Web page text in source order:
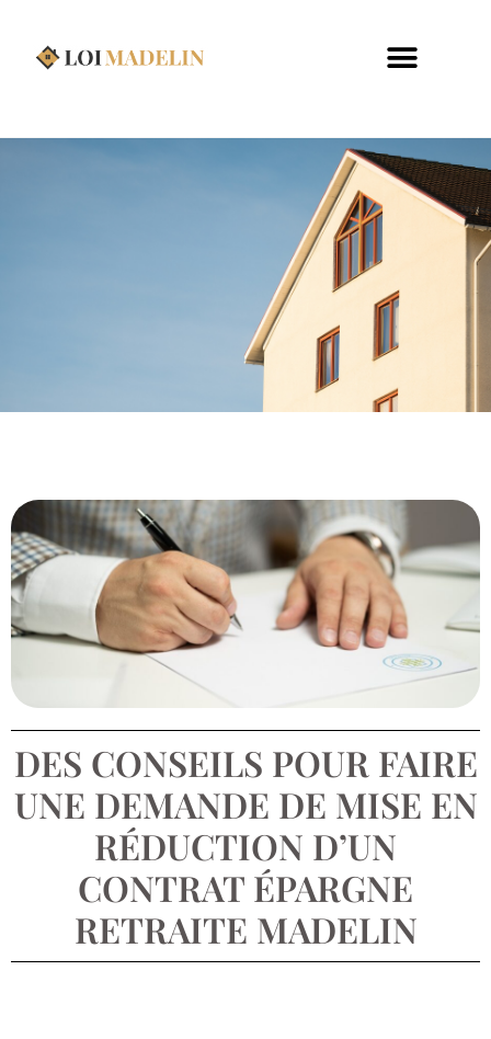
DES CONSEILS POUR FAIRE
UNE DEMANDE DE MISE EN
RÉDUCTION D’UN
CONTRAT ÉPARGNE
RETRAITE MADELIN